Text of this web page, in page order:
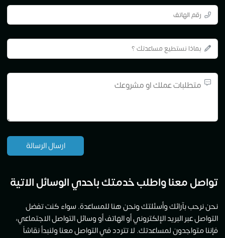
تواصل معنا واطلب خدمتك باحدي الوسائل الاتية
نحن نرحب بآرائك وأسئلتك ونحن هنا للمساعدة. سواء كنت تفضل
التواصل عبر البريد الإلكتروني أو الهاتف أو وسائل التواصل الاجتماعي،
فإننا متواجدون لمساعدتك. لا تتردد في التواصل معنا ولنبدأ نقاشاً